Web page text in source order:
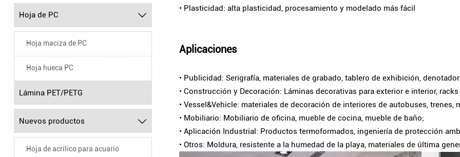
Hoja de PC 
Hoja maciza de PC
Hoja hueca PC
Lámina PET/PETG
Nuevos productos 
Hoja de acrílico para acuario
• Plasticidad: alta plasticidad, procesamiento y modelado más fácil
Aplicaciones
• Publicidad: Serigrafía, materiales de grabado, tablero de exhibición,
• Construcción y Decoración: Láminas decorativas para exterior e interior,
• Vessel&Vehicle: materiales de decoración de interiores de autobuses, trenes,
• Mobiliario: Mobiliario de oficina, mueble de cocina, mueble de baño;
• Aplicación Industrial: Productos termoformados, ingeniería de protección
• Otros: Moldura, resistente a la humedad de la playa, materiales de última